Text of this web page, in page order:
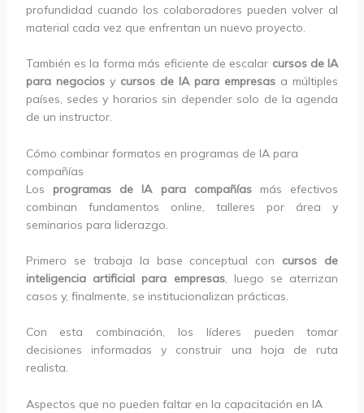
profundidad cuando los colaboradores pueden volver al
material cada vez que enfrentan un nuevo proyecto.
También es la forma más eficiente de escalar cursos de IA
para negociosy cursos de IA para empresas a múltiples
países, sedes y horarios sin depender solo de la agenda
de un instructor.
Cómo combinar formatos en programas de IA para
compañías
Los programas de IA para compañíasmás efectivos
combinan fundamentos online, talleres por área y
seminarios para liderazgo.
Primero se trabaja la base conceptual con cursos de
inteligencia artificial para empresas, luego se aterrizan
casos y, finalmente, se institucionalizan prácticas.
Con esta combinación, los líderes pueden tomar
decisiones informadas y construir una hoja de ruta
realista.
Aspectos que no pueden faltar en la capacitación en IA